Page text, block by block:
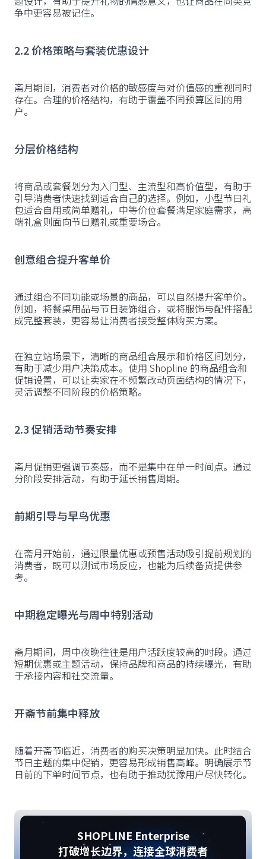
争中更容易被记住。
2.2 价格策略与套装优惠设计
斋月期间，消费者对价格的敏感度与对价值感的重视同时
存在。合理的价格结构，有助于覆盖不同预算区间的用
户。
分层价格结构
将商品或套餐划分为入门型、主流型和高价值型，有助于
引导消费者快速找到适合自己的选择。例如，小型节日礼
包适合自用或简单赠礼，中等价位套餐满足家庭需求，高
端礼盒则面向节日赠礼或重要场合。
创意组合提升客单价
通过组合不同功能或场景的商品，可以自然提升客单价。
例如，将餐桌用品与节日装饰组合，或将服饰与配件搭配
成完整套装，更容易让消费者接受整体购买方案。
在独立站场景下，清晰的商品组合展示和价格区间划分，
有助于减少用户决策成本。使用 Shopline 的商品组合和
促销设置，可以让卖家在不频繁改动页面结构的情况下，
灵活调整不同阶段的价格策略。
2.3 促销活动节奏安排
斋月促销更强调节奏感，而不是集中在单一时间点。通过
分阶段安排活动，有助于延长销售周期。
前期引导与早鸟优惠
在斋月开始前，通过限量优惠或预售活动吸引提前规划的
消费者，既可以测试市场反应，也能为后续备货提供参
考。
中期稳定曝光与周中特别活动
斋月期间，周中夜晚往往是用户活跃度较高的时段。通过
短期优惠或主题活动，保持品牌和商品的持续曝光，有助
于承接内容和社交流量。
开斋节前集中释放
随着开斋节临近，消费者的购买决策明显加快。此时结合
节日主题的集中促销，更容易形成销售高峰。明确展示节
日前的下单时间节点，也有助于推动犹豫用户尽快转化。
SHOPLINE Enterprise
打破增长边界，连接全球消费者